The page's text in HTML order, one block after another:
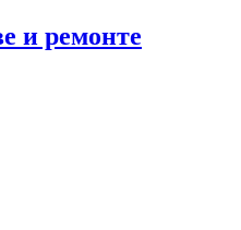
и ремонте